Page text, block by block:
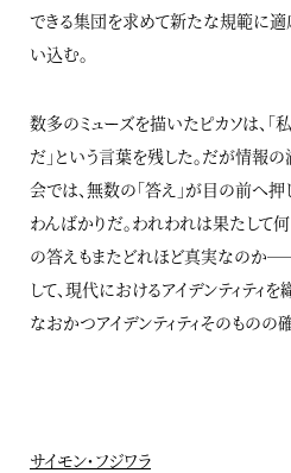
できる集団を求めて新たな規範に適
い込む。
数多のミューズを描いたピカソは、
だ」という言葉を残した。だが情報
会では、無数の「答え」が目の前へ押
わんばかりだ。われわれは果たして
の答えもまたどれほど真実なのか
して、現代におけるアイデンティティ
なおかつアイデンティティそのものの
サイモン・フジワラ